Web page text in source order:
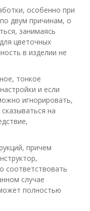
особенно при
двум причинам, о
занимаясь
цветочных
в изделии не
тонкое
и если
игнорировать,
на
причем
соответствовать
случае
полностью